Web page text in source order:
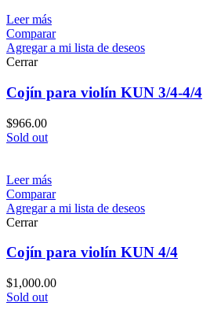
Leer más
Comparar
Agregar a mi lista de deseos
Cerrar
Cojín para violín KUN 3/4-4/4
$966.00
Sold out
Leer más
Comparar
Agregar a mi lista de deseos
Cerrar
Cojín para violín KUN 4/4
$1,000.00
Sold out